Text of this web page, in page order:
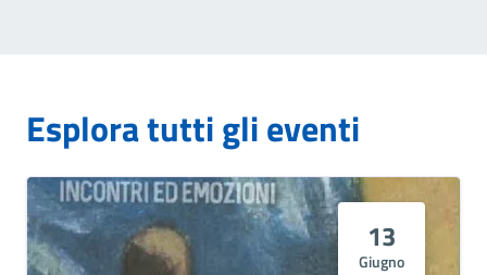
Esplora tutti gli eventi
13
Giugno